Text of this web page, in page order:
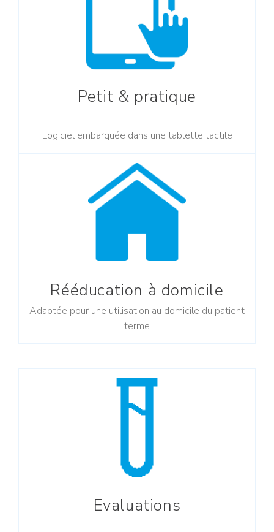
Petit & pratique
Logiciel embarquée dans une tablette tactile
Rééducation à domicile
Adaptée pour une utilisation au domicile du patient
terme
Evaluations